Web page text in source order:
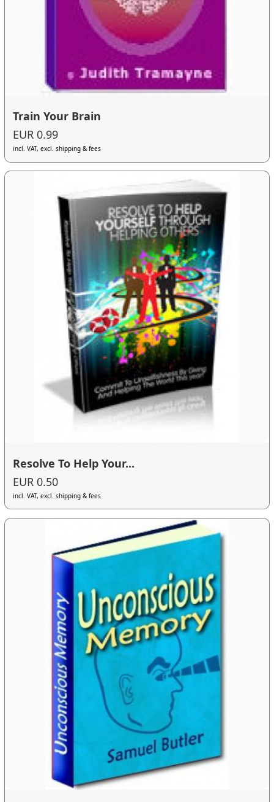
Train Your Brain
EUR 0.99
incl. VAT, excl. shipping & fees
Resolve To Help Your...
EUR 0.50
incl. VAT, excl. shipping & fees